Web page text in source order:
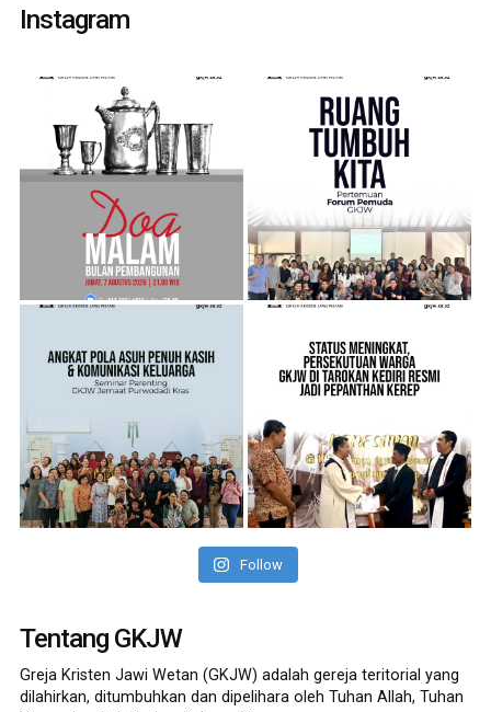
Instagram
Follow
Tentang GKJW
Greja Kristen Jawi Wetan (GKJW) adalah gereja teritorial yang
dilahirkan, ditumbuhkan dan dipelihara oleh Tuhan Allah, Tuhan